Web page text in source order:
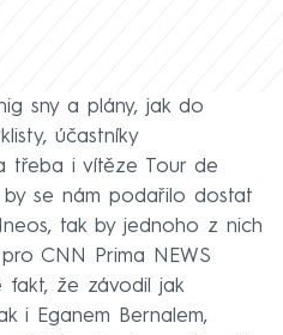
sny a plány, jak do
účastníky
třeba i vítěze Tour de
by se nám podařilo dostat
tak by jednoho z nich
CNN Prima NEWS
fakt, že závodil jak
i Eganem Bernalem,